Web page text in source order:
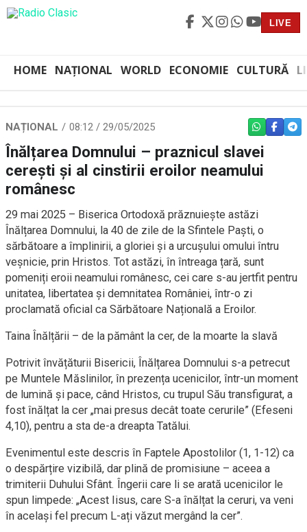
LIVE
HOME NAȚIONAL WORLD ECONOMIE CULTURĂ
NAȚIONAL 08:12 / 29/05/2025 WHATSAPP
Înălțarea Domnului – praznicul slavei
cerești și al cinstirii eroilor neamului
românesc
29 mai 2025 – Biserica Ortodoxă prăznuiește astăzi
Înălțarea Domnului, la 40 de zile de la Sfintele Paști, o
sărbătoare a împlinirii, a gloriei și a urcușului omului întru
veșnicie, prin Hristos. Tot astăzi, în întreaga țară, sunt
pomeniți eroii neamului românesc, cei care s-au jertfit pentru
unitatea, libertatea și demnitatea României, într-o zi
proclamată oficial ca Sărbătoare Națională a Eroilor.
Taina Înălțării – de la pământ la cer, de la moarte la slavă
Potrivit învățăturii Bisericii, Înălțarea Domnului s-a petrecut
pe Muntele Măslinilor, în prezența ucenicilor, într-un moment
de lumină și pace, când Hristos, cu trupul Său transfigurat, a
fost înălțat la cer „mai presus decât toate cerurile” (Efeseni
4,10), pentru a sta de-a dreapta Tatălui.
Evenimentul este descris în Faptele Apostolilor (1, 1-12) ca
o despărțire vizibilă, dar plină de promisiune – aceea a
trimiterii Duhului Sfânt. Îngerii care li se arată ucenicilor le
spun limpede: „Acest Iisus, care S-a înălțat la ceruri, va veni
în același fel precum L-ați văzut mergând la cer”.